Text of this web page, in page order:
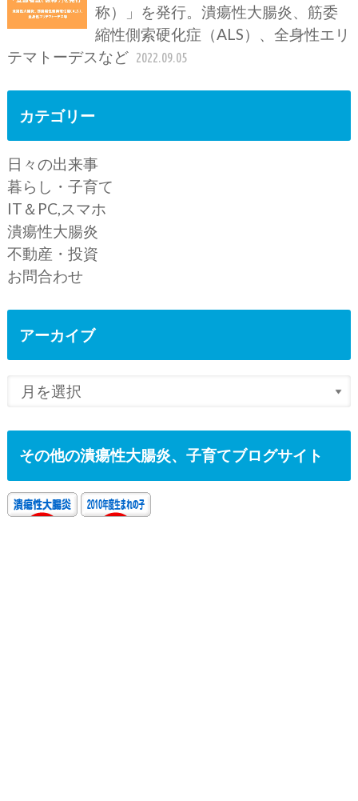
称）」を発行。潰瘍性大腸炎、筋委
縮性側索硬化症（ALS）、全身性エリ
テマトーデスなど 2022.09.05
カテゴリー
日々の出来事
暮らし・子育て
IT＆PC,スマホ
潰瘍性大腸炎
不動産・投資
お問合わせ
アーカイブ
その他の潰瘍性大腸炎、子育てブログサイト